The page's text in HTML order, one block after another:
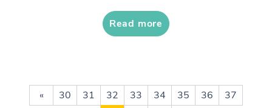
Read more
« 30 31 32 33 34 35 36
37